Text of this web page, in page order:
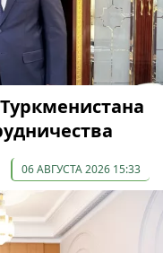
06 АВГУСТА 2026 15:33